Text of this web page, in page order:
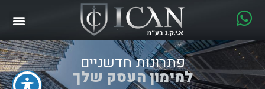
לתוכן
פתרונות חדשניים
למימון העסק שלך